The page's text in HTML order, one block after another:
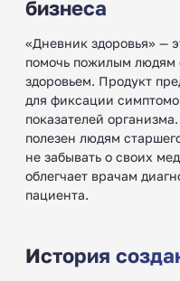
бизнеса
«Дневник здоровья» —
помочь пожилым людям
здоровьем. Продукт
для фиксации
показателей
полезен людям
не забывать о своих
облегчает врачам
пациента.
История